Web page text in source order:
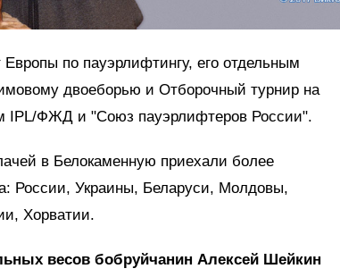
по пауэрлифтингу, его отдельным
двоеборью и Отборочный турнир на
IPL/ФЖД и "Союз пауэрлифтеров России".
в Белокаменную приехали более
России, Украины, Беларуси, Молдовы,
Хорватии.
весов бобруйчанин Алексей Шейкин